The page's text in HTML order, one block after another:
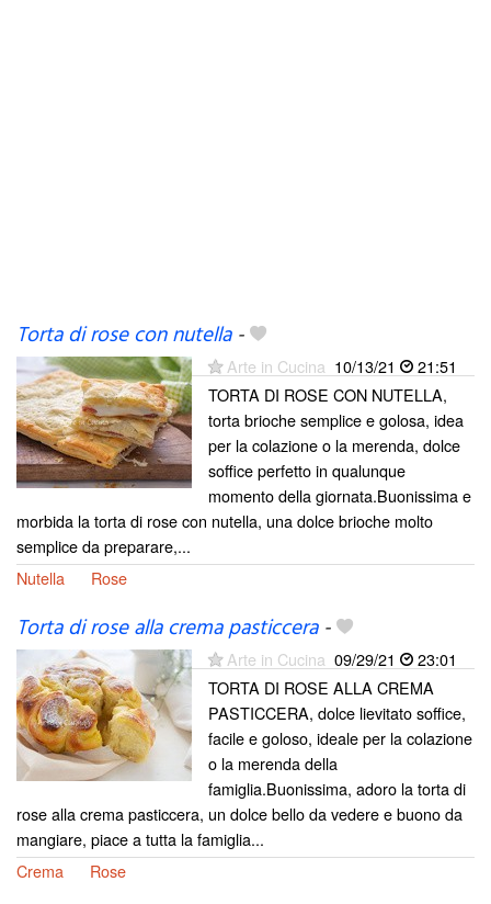
Torta di rose con nutella-
Arte in Cucina 10/13/21
21:51
TORTA DI ROSE CON NUTELLA,
torta brioche semplice e golosa, idea
per la colazione o la merenda, dolce
soffice perfetto in qualunque
momento della giornata.Buonissima e
morbida la torta di rose con nutella, una dolce brioche molto
semplice da preparare,...
Nutella
Rose
Torta di rose alla crema pasticcera-
Arte in Cucina 09/29/21
23:01
TORTA DI ROSE ALLA CREMA
PASTICCERA, dolce lievitato soffice,
facile e goloso, ideale per la colazione
o la merenda della
famiglia.Buonissima, adoro la torta di
rose alla crema pasticcera, un dolce bello da vedere e buono da
mangiare, piace a tutta la famiglia...
Crema
Rose